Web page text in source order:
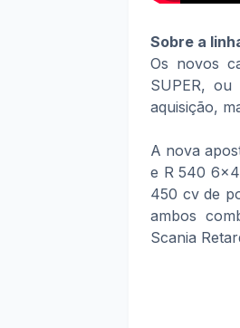
Sobre a
Os novos
SUPER, ou
aquisição,
A nova
e R 540
450 cv de
ambos
Scania